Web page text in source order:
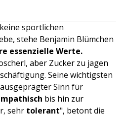
sportlichen
stehe Benjamin Blümchen
essenzielle Werte.
aber Zucker zu jagen
Seine wichtigsten
Sinn für
bis hin zur
sehr tolerant", betont die